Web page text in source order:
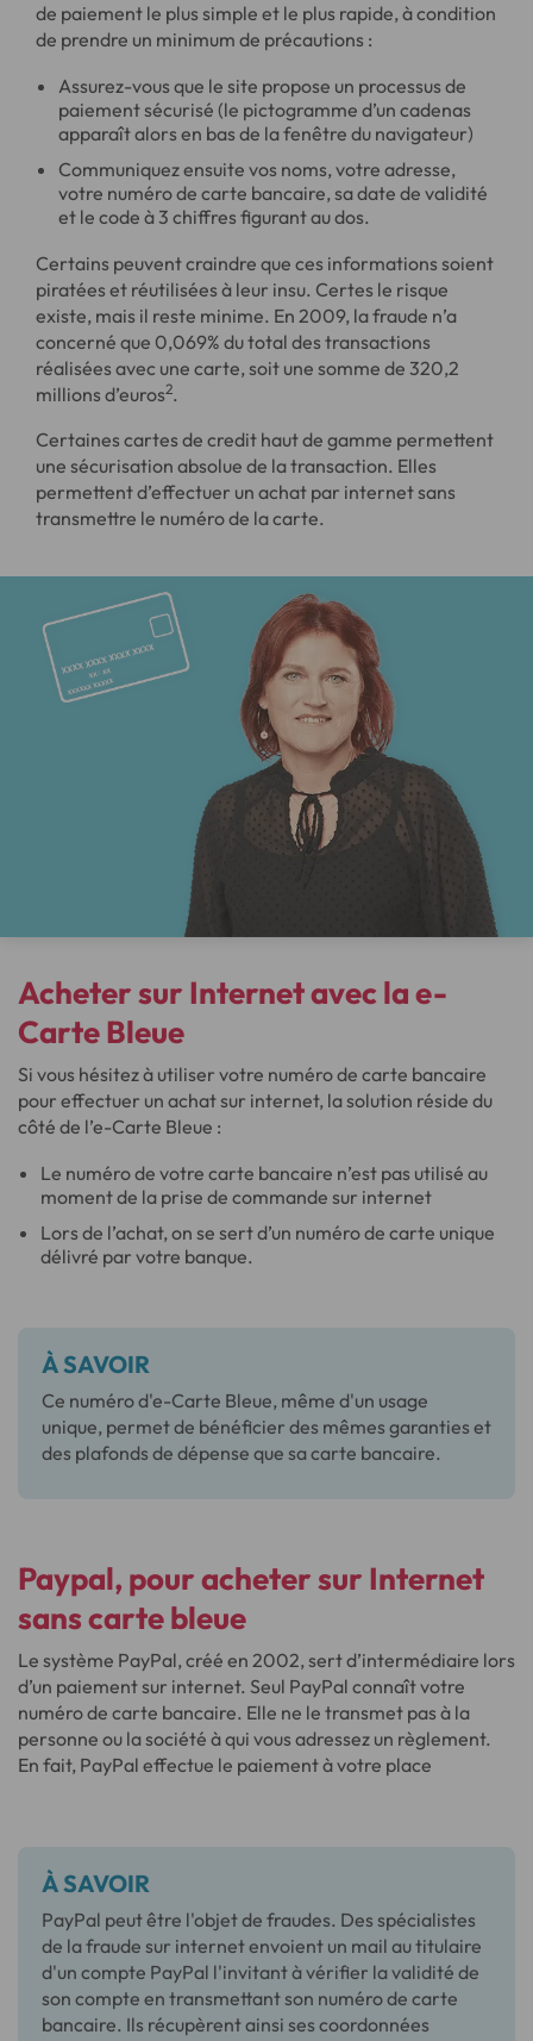
de paiement le plus simple et le plus rapide, à condition
de prendre un minimum de précautions :
Assurez-vous que le site propose un processus de
paiement sécurisé (le pictogramme d’un cadenas
apparaît alors en bas de la fenêtre du navigateur)
Communiquez ensuite vos noms, votre adresse,
votre numéro de carte bancaire, sa date de validité
et le code à 3 chiffres figurant au dos.
Certains peuvent craindre que ces informations soient
piratées et réutilisées à leur insu. Certes le risque
existe, mais il reste minime. En 2009, la fraude n’a
concerné que 0,069% du total des transactions
réalisées avec une carte, soit une somme de 320,2
millions d’euros2.
Certaines cartes de credit haut de gamme permettent
une sécurisation absolue de la transaction. Elles
permettent d’effectuer un achat par internet sans
transmettre le numéro de la carte.
Acheter sur Internetavec lae-
Carte Bleue
Si vous hésitez à utiliser votre numéro de carte bancaire
pour effectuer un achat sur internet, la solution réside du
côté de l’e-Carte Bleue :
Le numéro de votre carte bancaire n’est pas utilisé au
moment de la prise de commande sur internet
Lors de l’achat, on se sert d’un numéro de carte unique
délivré par votre banque.
À SAVOIR
Ce numéro d'e-Carte Bleue, même d'un usage
unique, permet de bénéficier des mêmes garanties et
des plafonds de dépense que sa carte bancaire.
Paypal, pouracheter sur Internet
sans carte bleue
Le système PayPal, créé en 2002, sert d’intermédiaire lors
d’un paiement sur internet. Seul PayPal connaît votre
numéro de carte bancaire. Elle ne le transmet pas à la
personne ou la société à qui vous adressez un règlement.
En fait, PayPal effectue le paiement à votre place
À SAVOIR
PayPal peut être l'objet de fraudes. Des spécialistes
de la fraude sur internet envoient un mail au titulaire
d'un compte PayPal l'invitant à vérifier la validité de
son compte en transmettant son numéro de carte
bancaire. Ils récupèrent ainsi ses coordonnées